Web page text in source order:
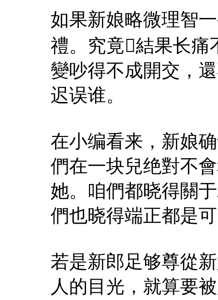
如果新娘略微理智
禮。究竟結果长痛
變吵得不成開交，
迟误谁。
在小编看来，新娘
們在一块兒绝對不
她。咱們都晓得關
們也晓得端正都是
若是新郎足够尊從
人的目光，就算要